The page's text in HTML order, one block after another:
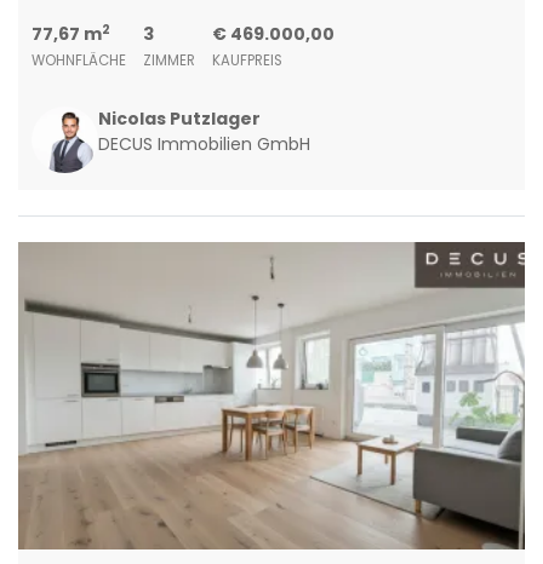
77,67 m2
WOHNFLÄCHE
3
ZIMMER
€ 469.000,00
KAUFPREIS
Nicolas Putzlager
DECUS Immobilien GmbH